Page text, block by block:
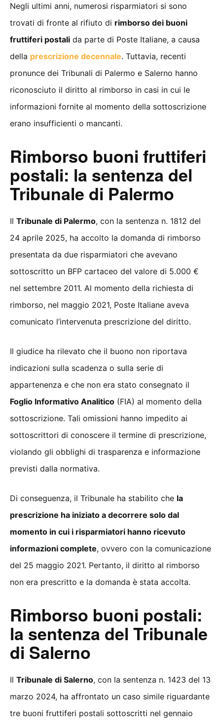
Negli ultimi anni, numerosi risparmiatori si sono
trovati di fronte al rifiuto di rimborso dei buoni
fruttiferi postali da parte di Poste Italiane, a causa
della prescrizione decennale. Tuttavia, recenti
pronunce dei Tribunali di Palermo e Salerno hanno
riconosciuto il diritto al rimborso in casi in cui le
informazioni fornite al momento della sottoscrizione
erano insufficienti o mancanti.
Rimborso buoni fruttiferi
postali: la sentenza del
Tribunale di Palermo
Il Tribunale di Palermo, con la sentenza n. 1812 del
24 aprile 2025, ha accolto la domanda di rimborso
presentata da due risparmiatori che avevano
sottoscritto un BFP cartaceo del valore di 5.000 €
nel settembre 2011. Al momento della richiesta di
rimborso, nel maggio 2021, Poste Italiane aveva
comunicato l’intervenuta prescrizione del diritto.
Il giudice ha rilevato che il buono non riportava
indicazioni sulla scadenza o sulla serie di
appartenenza e che non era stato consegnato il
Foglio Informativo Analitico (FIA) al momento della
sottoscrizione. Tali omissioni hanno impedito ai
sottoscrittori di conoscere il termine di prescrizione,
violando gli obblighi di trasparenza e informazione
previsti dalla normativa.
Di conseguenza, il Tribunale ha stabilito che la
prescrizione ha iniziato a decorrere solo dal
momento in cui i risparmiatori hanno ricevuto
informazioni complete, ovvero con la comunicazione
del 25 maggio 2021. Pertanto, il diritto al rimborso
non era prescritto e la domanda è stata accolta.
Rimborso buoni postali:
la sentenza del Tribunale
di Salerno
Il Tribunale di Salerno, con la sentenza n. 1423 del 13
marzo 2024, ha affrontato un caso simile riguardante
tre buoni fruttiferi postali sottoscritti nel gennaio